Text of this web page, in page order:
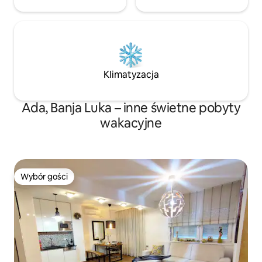
Klimatyzacja
Ada, Banja Luka – inne świetne pobyty
wakacyjne
Wybór gości
Wybór gości